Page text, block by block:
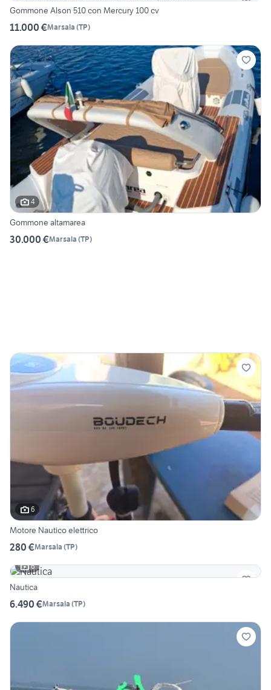
Gommone Alson 510 con Mercury 100 cv
11.000 €Marsala (TP)
4
Gommone altamarea
30.000 €Marsala (TP)
6
Motore Nautico elettrico
280 €Marsala (TP)
6
Nautica
6.490 €Marsala (TP)